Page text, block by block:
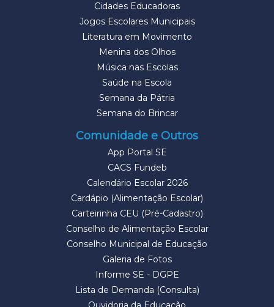
Cidades Educadoras
Jogos Escolares Municipais
Literatura em Movimento
Menina dos Olhos
Música nas Escolas
Saúde na Escola
Semana da Pátria
Semana do Brincar
Comunidade e Outros
App Portal SE
CACS Fundeb
Calendário Escolar 2026
Cardápio (Alimentação Escolar)
Carteirinha CEU (Pré-Cadastro)
Conselho de Alimentação Escolar
Conselho Municipal de Educação
Galeria de Fotos
Informe SE - DGPE
Lista de Demanda (Consulta)